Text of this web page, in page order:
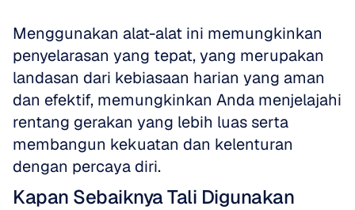
Menggunakan alat-alat ini memungkinkan
penyelarasan yang tepat, yang merupakan
landasan dari kebiasaan harian yang aman
dan efektif, memungkinkan Anda menjelajahi
rentang gerakan yang lebih luas serta
membangun kekuatan dan kelenturan
dengan percaya diri.
Kapan Sebaiknya Tali Digunakan